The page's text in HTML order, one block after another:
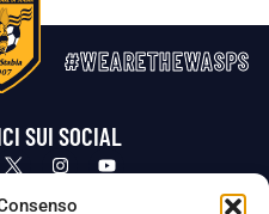
#WEARETHEWASPS
SUI SOCIAL
Policy